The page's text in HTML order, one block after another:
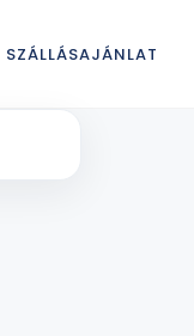
SZÁLLÁSAJÁNLAT